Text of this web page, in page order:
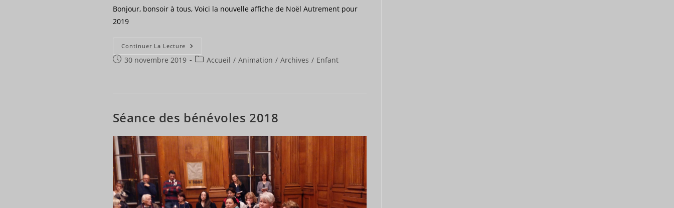
Bonjour, bonsoir à tous, Voici la nouvelle affiche de Noël Autrement pour
2019
Continuer La LectureAffiche
Autrement
Publication
30 novembre 2019
PostAccueil / Animation / Archives / Enfant
Séance des bénévoles 2018